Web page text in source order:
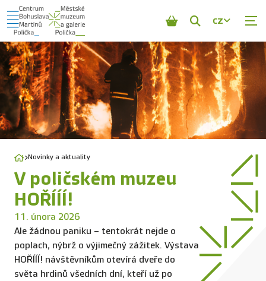
Zobrazit
vyhledávání
CZ
Novinky a aktuality
V poličském muzeu
HOŘÍÍÍ!
11. února 2026
Ale žádnou paniku – tentokrát nejde o
poplach, nýbrž o výjimečný zážitek. Výstava
HOŘÍÍÍ! návštěvníkům otevírá dveře do
světa hrdinů všedních dní, kteří už po